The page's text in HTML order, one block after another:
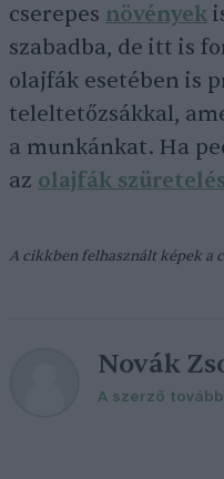
cserepes növények
szabadba, de itt is
olajfák esetében is
teleltetőzsákkal,
a munkánkat. Ha
az olajfák
A cikkben felhasznált képek a
Novák
A szerző